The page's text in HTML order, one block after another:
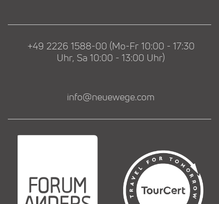
+49 2226 1588-00 (Mo-Fr 10:00 - 17:30
Uhr, Sa 10:00 - 13:00 Uhr)
info@neuewege.com